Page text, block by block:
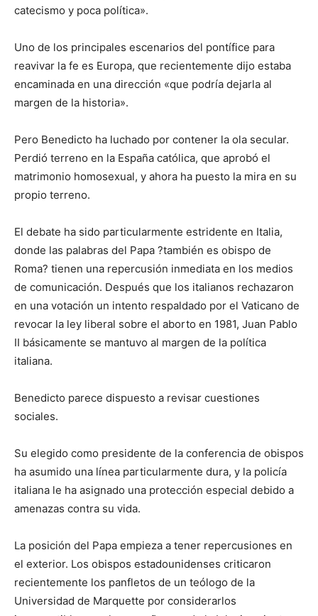
catecismo y poca política».
Uno de los principales escenarios del pontífice para
reavivar la fe es Europa, que recientemente dijo estaba
encaminada en una dirección «que podría dejarla al
margen de la historia».
Pero Benedicto ha luchado por contener la ola secular.
Perdió terreno en la España católica, que aprobó el
matrimonio homosexual, y ahora ha puesto la mira en su
propio terreno.
El debate ha sido particularmente estridente en Italia,
donde las palabras del Papa ?también es obispo de
Roma? tienen una repercusión inmediata en los medios
de comunicación. Después que los italianos rechazaron
en una votación un intento respaldado por el Vaticano de
revocar la ley liberal sobre el aborto en 1981, Juan Pablo
II básicamente se mantuvo al margen de la política
italiana.
Benedicto parece dispuesto a revisar cuestiones
sociales.
Su elegido como presidente de la conferencia de obispos
ha asumido una línea particularmente dura, y la policía
italiana le ha asignado una protección especial debido a
amenazas contra su vida.
La posición del Papa empieza a tener repercusiones en
el exterior. Los obispos estadounidenses criticaron
recientemente los panfletos de un teólogo de la
Universidad de Marquette por considerarlos